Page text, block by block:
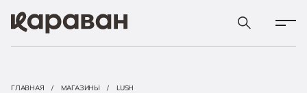
ГЛАВНАЯ МАГАЗИНЫ LUSH